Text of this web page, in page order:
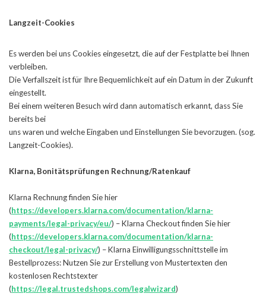
Langzeit-Cookies
Es werden bei uns Cookies eingesetzt, die auf der Festplatte bei Ihnen
verbleiben.
Die Verfallszeit ist für Ihre Bequemlichkeit auf ein Datum in der Zukunft
eingestellt.
Bei einem weiteren Besuch wird dann automatisch erkannt, dass Sie
bereits bei
uns waren und welche Eingaben und Einstellungen Sie bevorzugen. (sog.
Langzeit-Cookies).
Klarna, Bonitätsprüfungen Rechnung/Ratenkauf
Klarna Rechnung finden Sie hier
(https://developers.klarna.com/documentation/klarna-
payments/legal-privacy/eu/) – Klarna Checkout finden Sie hier
(https://developers.klarna.com/documentation/klarna-
checkout/legal-privacy/) – Klarna Einwilligungsschnittstelle im
Bestellprozess: Nutzen Sie zur Erstellung von Mustertexten den
kostenlosen Rechtstexter
(https://legal.trustedshops.com/legalwizard)